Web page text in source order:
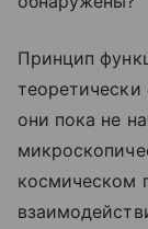
Принцип
теоретически
они пока не
космическом